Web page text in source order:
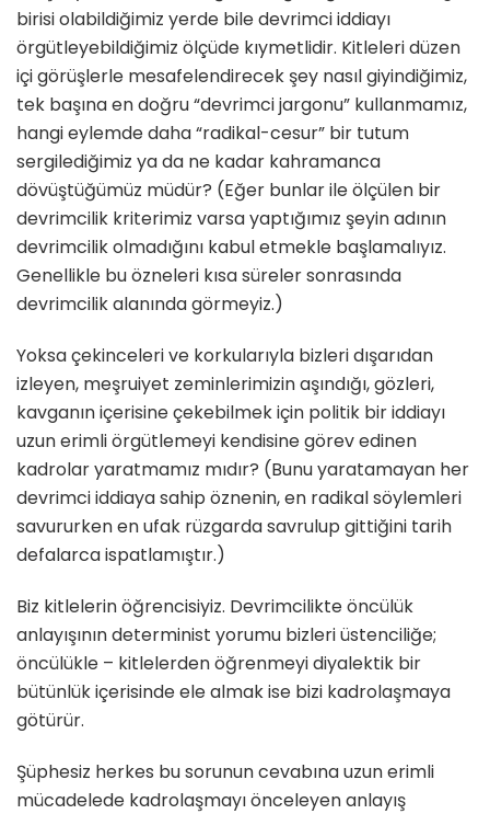
birisi olabildiğimiz yerde bile devrimci iddiayı
örgütleyebildiğimiz ölçüde kıymetlidir. Kitleleri düzen
içi görüşlerle mesafelendirecek şey nasıl giyindiğimiz,
tek başına en doğru “devrimci jargonu” kullanmamız,
hangi eylemde daha “radikal-cesur” bir tutum
sergilediğimiz ya da ne kadar kahramanca
dövüştüğümüz müdür? (Eğer bunlar ile ölçülen bir
devrimcilik kriterimiz varsa yaptığımız şeyin adının
devrimcilik olmadığını kabul etmekle başlamalıyız.
Genellikle bu özneleri kısa süreler sonrasında
devrimcilik alanında görmeyiz.)
Yoksa çekinceleri ve korkularıyla bizleri dışarıdan
izleyen, meşruiyet zeminlerimizin aşındığı, gözleri,
kavganın içerisine çekebilmek için politik bir iddiayı
uzun erimli örgütlemeyi kendisine görev edinen
kadrolar yaratmamız mıdır? (Bunu yaratamayan her
devrimci iddiaya sahip öznenin, en radikal söylemleri
savururken en ufak rüzgarda savrulup gittiğini tarih
defalarca ispatlamıştır.)
Biz kitlelerin öğrencisiyiz. Devrimcilikte öncülük
anlayışının determinist yorumu bizleri üstenciliğe;
öncülükle – kitlelerden öğrenmeyi diyalektik bir
bütünlük içerisinde ele almak ise bizi kadrolaşmaya
götürür.
Şüphesiz herkes bu sorunun cevabına uzun erimli
mücadelede kadrolaşmayı önceleyen anlayış